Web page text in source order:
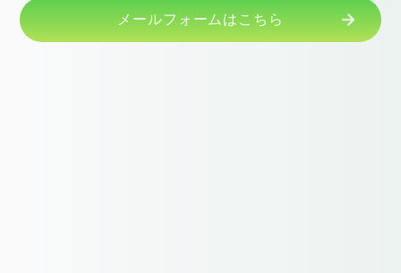
メールフォームはこちら